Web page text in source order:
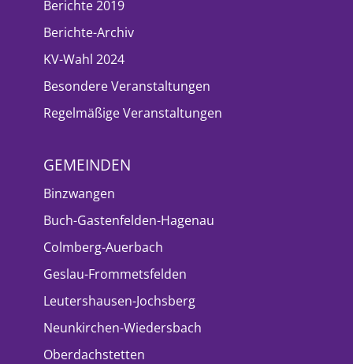
Berichte 2019
Berichte-Archiv
KV-Wahl 2024
Besondere Veranstaltungen
Regelmäßige Veranstaltungen
GEMEINDEN
Binzwangen
Buch-Gastenfelden-Hagenau
Colmberg-Auerbach
Geslau-Frommetsfelden
Leutershausen-Jochsberg
Neunkirchen-Wiedersbach
Oberdachstetten